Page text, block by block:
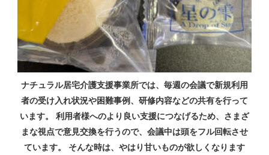
ナチュラル居宅介護支援事業所では、毎週の会議で新規利用
者の受け入れ状況や困難事例、研修内容などの共有を行って
います。 利用者様へのより良い支援につなげるため、さまざ
まな視点で意見交換を行うので、会議中は頭をフル回転させ
ています。 そんな時は、やはり甘いものが欲しくなります